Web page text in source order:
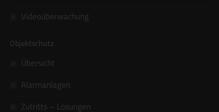
Videoüberwachung
Objektschutz
Übersicht
Alarmanlagen
Zutritts – Lösungen